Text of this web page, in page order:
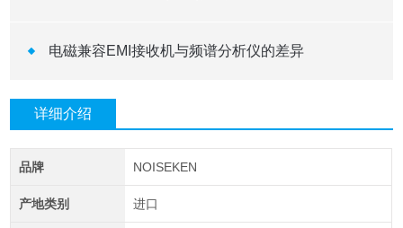
电磁兼容EMI接收机与频谱分析仪的差异
详细介绍
品牌 NOISEKEN
产地类别 进口